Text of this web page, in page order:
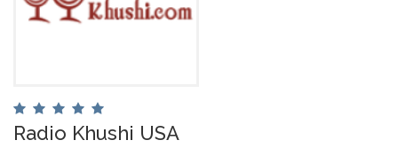
Radio Khushi USA